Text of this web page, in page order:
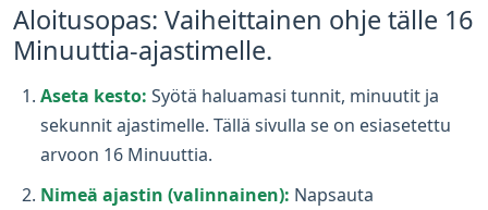
Aloitusopas: Vaiheittainen ohje tälle 16
Minuuttia-ajastimelle.
Aseta kesto: Syötä haluamasi tunnit, minuutit ja
sekunnit ajastimelle. Tällä sivulla se on esiasetettu
arvoon 16 Minuuttia.
Nimeä ajastin (valinnainen): Napsauta